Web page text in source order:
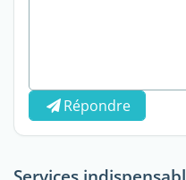
Répondre